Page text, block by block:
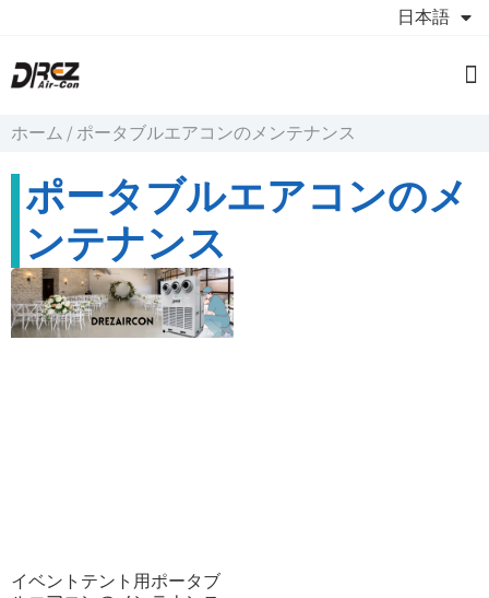
日本語
ホーム / ポータブルエアコンのメンテナンス
ポータブルエアコンのメ
ンテナンス
イベントテント用ポータブ